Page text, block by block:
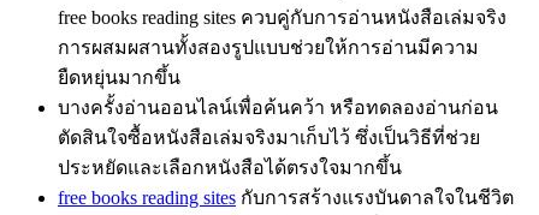
free books reading sites ควบคู่กับการอ่านหนังสือเล่มจริง
การผสมผสานทั้งสองรูปแบบช่วยให้การอ่านมีความ
ยืดหยุ่นมากขึ้น
บางครั้งอ่านออนไลน์เพื่อค้นคว้า หรือทดลองอ่านก่อน
ตัดสินใจซื้อหนังสือเล่มจริงมาเก็บไว้ ซึ่งเป็นวิธีที่ช่วย
ประหยัดและเลือกหนังสือได้ตรงใจมากขึ้น
free books reading sites กับการสร้างแรงบันดาลใจในชีวิต